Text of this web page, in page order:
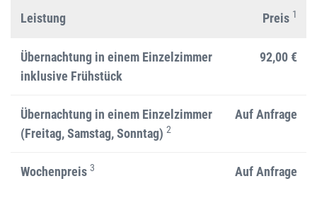
Leistung Preis 1
Übernachtung in einem Einzelzimmer
inklusive Frühstück
92,00 €
Übernachtung in einem Einzelzimmer
(Freitag, Samstag, Sonntag) 2
Auf Anfrage
Wochenpreis 3 Auf Anfrage